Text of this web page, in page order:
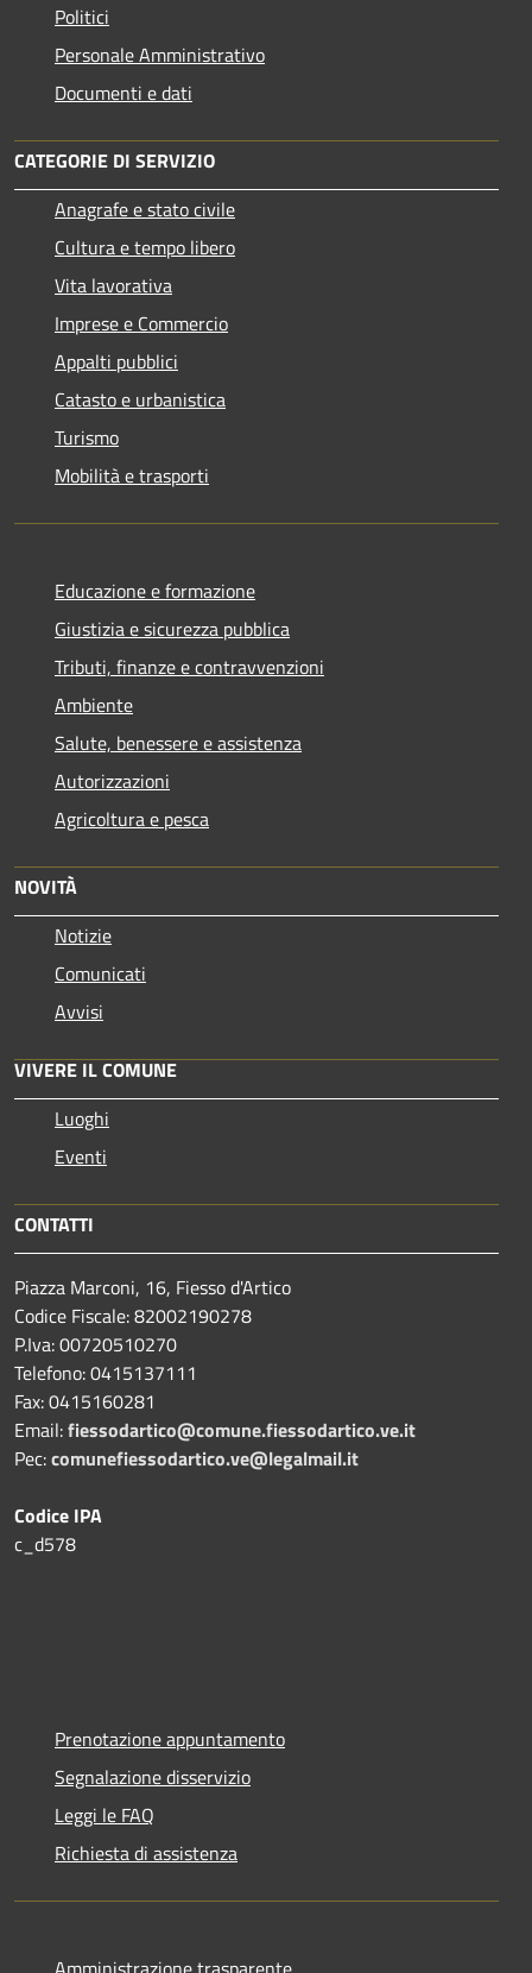
Politici
Personale Amministrativo
Documenti e dati
CATEGORIE DI SERVIZIO
Anagrafe e stato civile
Cultura e tempo libero
Vita lavorativa
Imprese e Commercio
Appalti pubblici
Catasto e urbanistica
Turismo
Mobilità e trasporti
Educazione e formazione
Giustizia e sicurezza pubblica
Tributi, finanze e contravvenzioni
Ambiente
Salute, benessere e assistenza
Autorizzazioni
Agricoltura e pesca
NOVITÀ
Notizie
Comunicati
Avvisi
VIVERE IL COMUNE
Luoghi
Eventi
CONTATTI
Piazza Marconi, 16, Fiesso d'Artico
Codice Fiscale: 82002190278
P.Iva: 00720510270
Telefono:0415137111
Fax:0415160281
Email:fiessodartico@comune.fiessodartico.ve.it
Pec:comunefiessodartico.ve@legalmail.it
Codice IPA
c_d578
Prenotazione appuntamento
Segnalazione disservizio
Leggi le FAQ
Richiesta di assistenza